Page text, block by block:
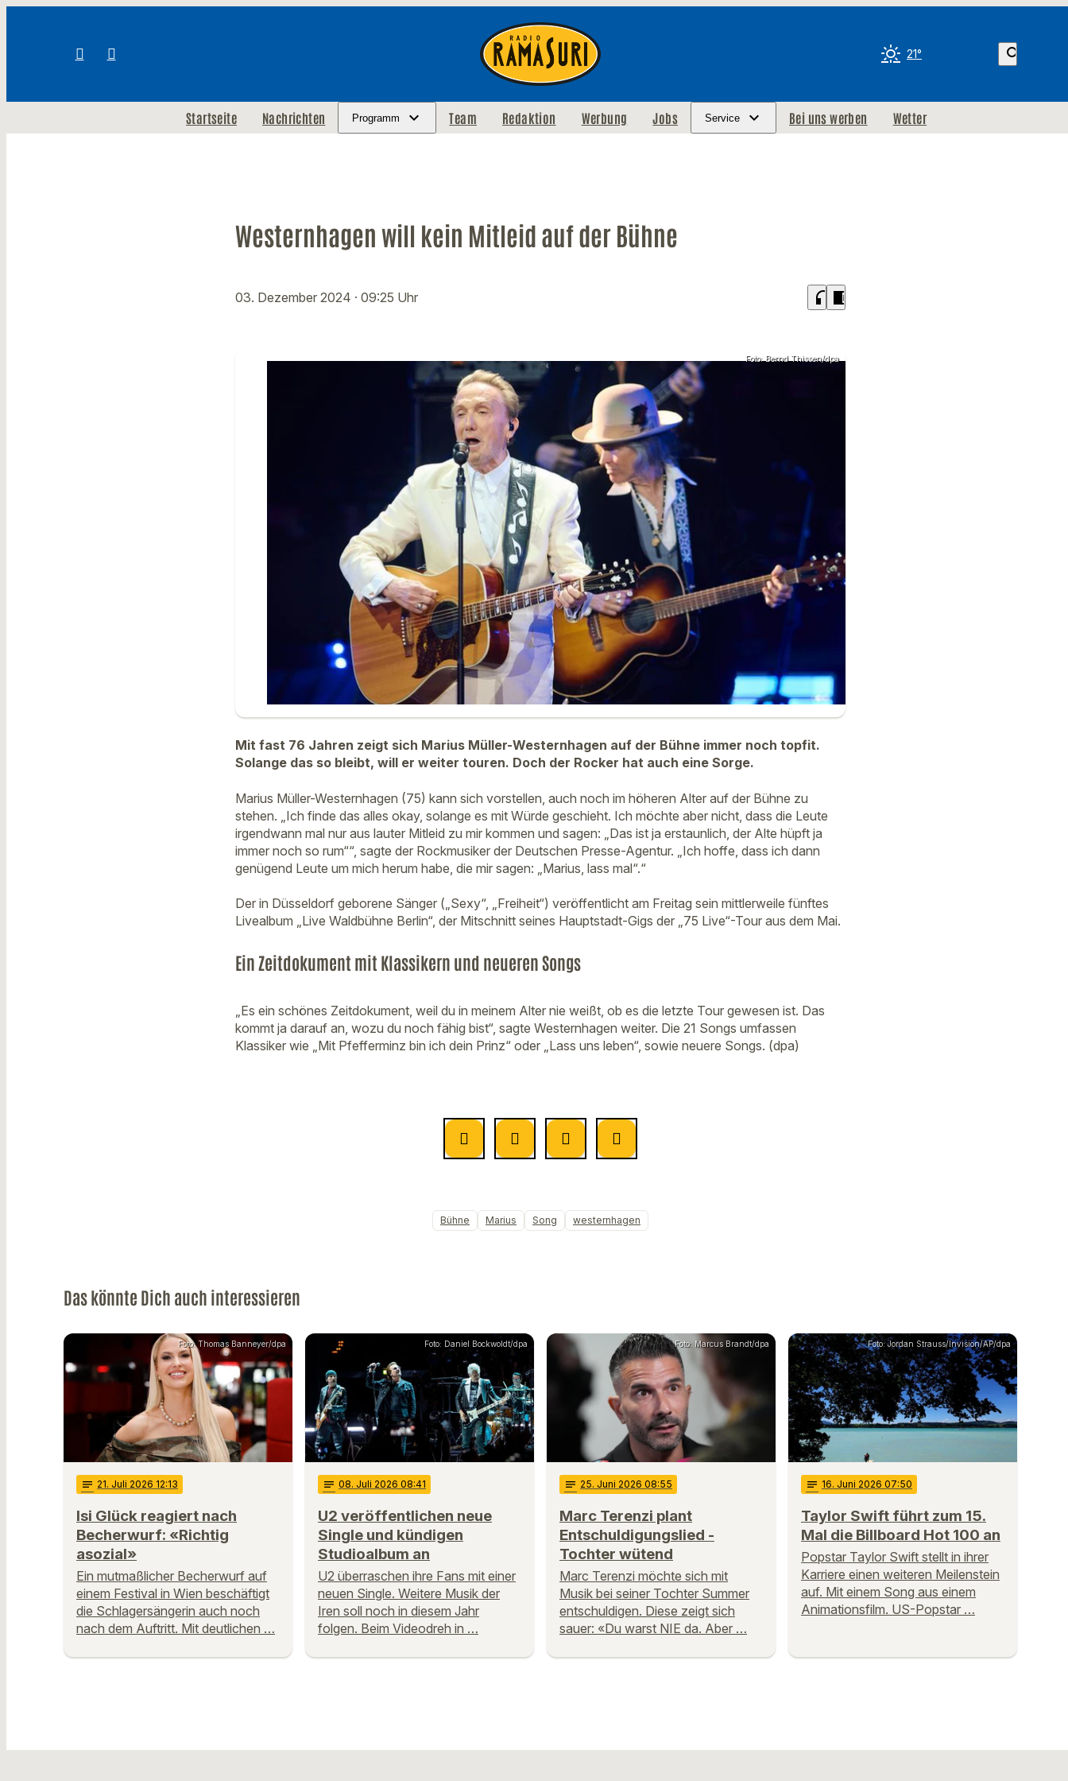
21° search
Startseite Nachrichten Programm Team Redaktion Werbung Jobs Service Bei uns werben Wetter
Westernhagen will kein Mitleid auf der Bühne
03. Dezember 2024 · 09:25 Uhr headphones chrome_reader_mode
Foto: Bernd Thissen/dpa
Mit fast 76 Jahren zeigt sich Marius Müller-Westernhagen auf der Bühne immer noch topfit.
Solange das so bleibt, will er weiter touren. Doch der Rocker hat auch eine Sorge.
Marius Müller-Westernhagen (75) kann sich vorstellen, auch noch im höheren Alter auf der Bühne zu
stehen. „Ich finde das alles okay, solange es mit Würde geschieht. Ich möchte aber nicht, dass die Leute
irgendwann mal nur aus lauter Mitleid zu mir kommen und sagen: „Das ist ja erstaunlich, der Alte hüpft ja
immer noch so rum““, sagte der Rockmusiker der Deutschen Presse-Agentur. „Ich hoffe, dass ich dann
genügend Leute um mich herum habe, die mir sagen: „Marius, lass mal“.“
Der in Düsseldorf geborene Sänger („Sexy“, „Freiheit“) veröffentlicht am Freitag sein mittlerweile fünftes
Livealbum „Live Waldbühne Berlin“, der Mitschnitt seines Hauptstadt-Gigs der „75 Live“-Tour aus dem Mai.
Ein Zeitdokument mit Klassikern und neueren Songs
„Es ein schönes Zeitdokument, weil du in meinem Alter nie weißt, ob es die letzte Tour gewesen ist. Das
kommt ja darauf an, wozu du noch fähig bist“, sagte Westernhagen weiter. Die 21 Songs umfassen
Klassiker wie „Mit Pfefferminz bin ich dein Prinz“ oder „Lass uns leben“, sowie neuere Songs. (dpa)
Bühne Marius Song westernhagen
Das könnte Dich auch interessieren
Foto: Thomas Banneyer/dpa
notes 21. Juli 2026 12:13
Isi Glück reagiert nach
Becherwurf: «Richtig
asozial»
Ein mutmaßlicher Becherwurf auf
einem Festival in Wien beschäftigt
die Schlagersängerin auch noch
nach dem Auftritt. Mit deutlichen …
Foto: Daniel Bockwoldt/dpa
notes 08. Juli 2026 08:41
U2 veröffentlichen neue
Single und kündigen
Studioalbum an
U2 überraschen ihre Fans mit einer
neuen Single. Weitere Musik der
Iren soll noch in diesem Jahr
folgen. Beim Videodreh in …
Foto: Marcus Brandt/dpa
notes 25. Juni 2026 08:55
Marc Terenzi plant
Entschuldigungslied -
Tochter wütend
Marc Terenzi möchte sich mit
Musik bei seiner Tochter Summer
entschuldigen. Diese zeigt sich
sauer: «Du warst NIE da. Aber …
Foto: Jordan Strauss/Invision/AP/dpa
notes 16. Juni 2026 07:50
Taylor Swift führt zum 15.
Mal die Billboard Hot 100 an
Popstar Taylor Swift stellt in ihrer
Karriere einen weiteren Meilenstein
auf. Mit einem Song aus einem
Animationsfilm. US-Popstar …